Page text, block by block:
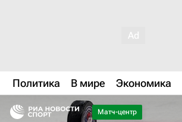
Политика В мире Экономика
Матч-центр